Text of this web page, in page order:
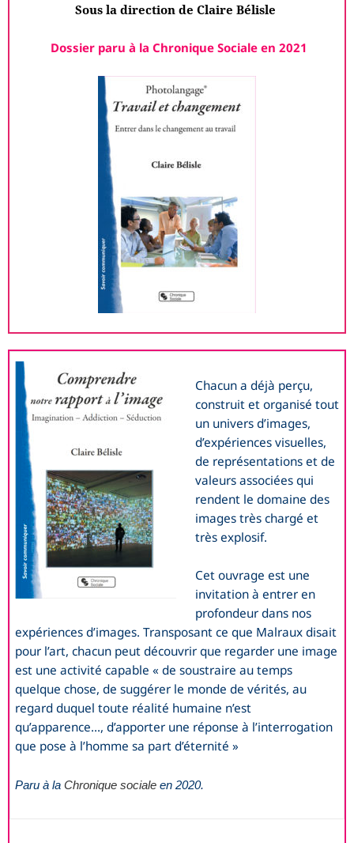
Sous la direction de Claire Bélisle
Dossier paru à la Chronique Sociale en 2021
Chacun a déjà perçu,
construit et organisé tout
un univers d’images,
d’expériences visuelles,
de représentations et de
valeurs associées qui
rendent le domaine des
images très chargé et
très explosif.
Cet ouvrage est une
invitation à entrer en
profondeur dans nos
expériences d’images. Transposant ce que Malraux disait
pour l’art, chacun peut découvrir que regarder une image
est une activité capable « de soustraire au temps
quelque chose, de suggérer le monde de vérités, au
regard duquel toute réalité humaine n’est
qu’apparence…, d’apporter une réponse à l’interrogation
que pose à l’homme sa part d’éternité »
Paru à la Chronique sociale en 2020.